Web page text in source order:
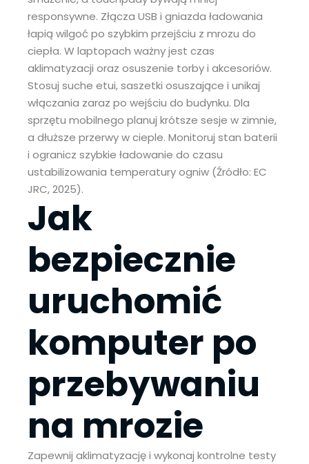
responsywne. Złącza USB i gniazda ładowania
łapią wilgoć po szybkim przejściu z mrozu do
ciepła. W laptopach ważny jest czas
aklimatyzacji oraz osuszenie torby i akcesoriów.
Stosuj suche etui, saszetki osuszające i unikaj
włączania zaraz po wejściu do budynku. Dla
sprzętu mobilnego planuj krótsze sesje w zimnie,
a dłuższe przerwy w cieple. Monitoruj stan baterii
i ogranicz szybkie ładowanie do czasu
ustabilizowania temperatury ogniw (Źródło: EC
JRC, 2025).
Jak
bezpiecznie
uruchomić
komputer po
przebywaniu
na mrozie
Zapewnij aklimatyzację i wykonaj kontrolne testy